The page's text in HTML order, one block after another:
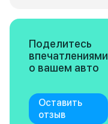
Поделитесь
впечатлениями
о вашем авто
Оставить
отзыв